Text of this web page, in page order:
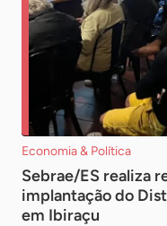
Economia & Política
Sebrae/ES realiza
implantação do
em Ibiraçu